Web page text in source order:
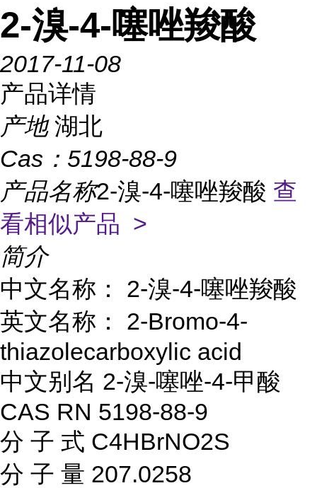
2-溴-4-噻唑羧酸
2017-11-08
产品详情
产地 湖北
Cas： 5198-88-9
产品名称2-溴-4-噻唑羧酸 查
看相似产品 >
简介
中文名称： 2-溴-4-噻唑羧酸
英文名称： 2-Bromo-4-
thiazolecarboxylic acid
中文别名 2-溴-噻唑-4-甲酸
CAS RN 5198-88-9
分 子 式 C4HBrNO2S
分 子 量 207.0258